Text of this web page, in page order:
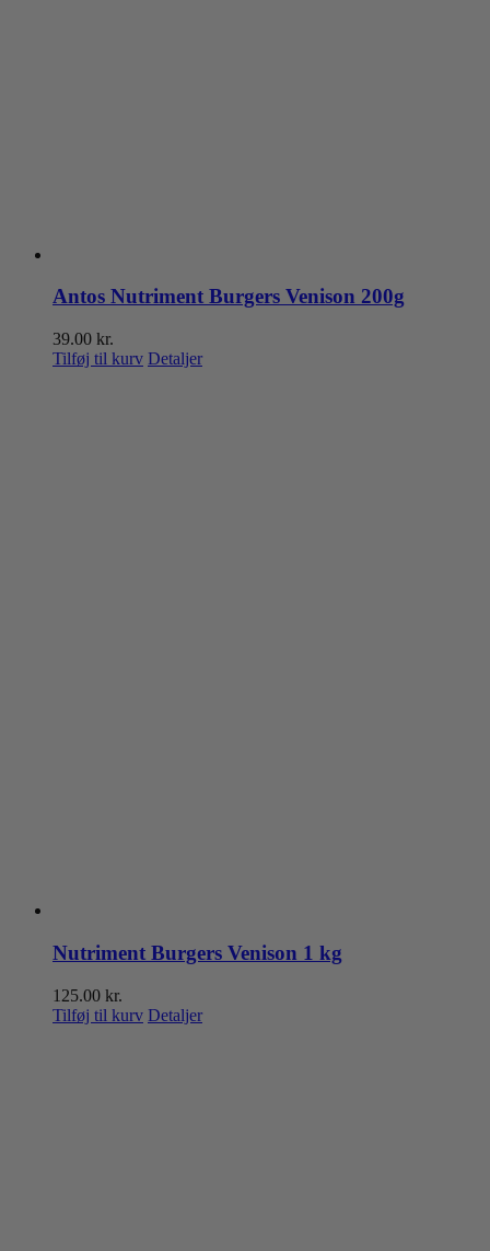
Antos Nutriment Burgers Venison 200g
39.00 kr.
Tilføj til kurv Detaljer
Nutriment Burgers Venison 1 kg
125.00 kr.
Tilføj til kurv Detaljer